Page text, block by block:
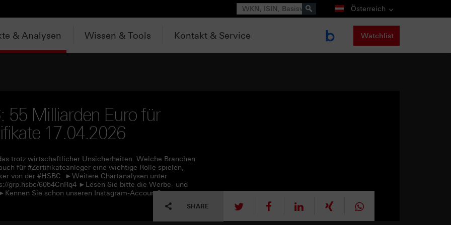
Suche Österreich
& Analysen Wissen & Tools Kontakt & Service Watchlist
55 Milliarden Euro für
17.04.2026
trotz wirtschaftlicher Unsicherheiten. Welche Branchen
für #Zertifikateanleger eine wichtige Rolle spielen,
von der #HSBC. ►Weitere Chartanalysen unter
grp.hsbc/6054CnRq4 ►Lesen Sie bitte die Werbe- und
Sie schon unseren Instagram-Account?
SHARE tweet mitteilen